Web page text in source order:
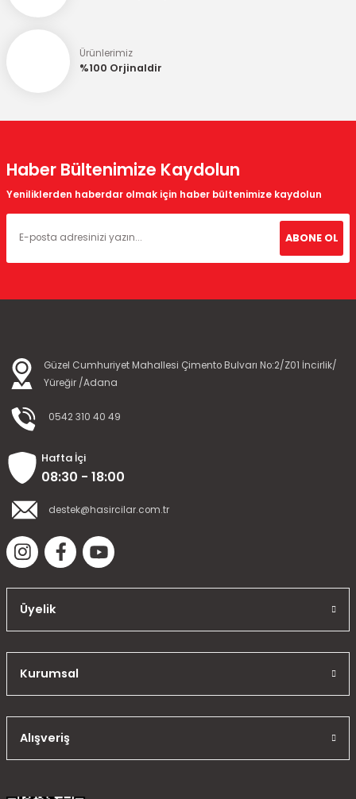
Ürünlerimiz
%100 Orjinaldir
Haber Bültenimize Kaydolun
Yeniliklerden haberdar olmak için haber bültenimize kaydolun
ABONE OL
Güzel Cumhuriyet Mahallesi Çimento Bulvarı No:2/Z01 İncirlik/
Yüreğir /Adana
0542 310 40 49
Hafta İçi
08:30 - 18:00
destek@hasircilar.com.tr
Üyelik
Kurumsal
Alışveriş